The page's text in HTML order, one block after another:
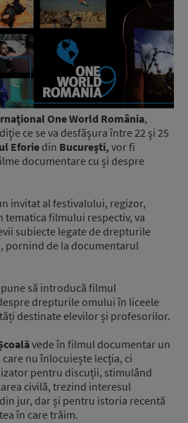
One World România,
ce se va desfăşura între 22 şi 25
Eforie din Bucureşti, vor fi
documentare cu și despre
invitat al festivalului, regizor,
tematica filmului respectiv, va
subiecte legate de drepturile
pornind de la documentarul
să introducă filmul
drepturile omului în liceele
destinate elevilor și profesorilor.
vede în filmul documentar un
nu înlocuiește lecția, ci
pentru discuții, stimulând
civilă, trezind interesul
jur, dar și pentru istoria recentă
în care trăim.